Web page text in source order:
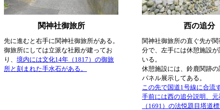
関神社御旅所 西の追分
先に進むと右手に関神社御旅所がある。
御旅所にしては立派な社殿が建ってお
り、 境内には文化14年（1817）の御旅
所と刻まれた手水石がある。
関神社御旅所の直ぐ先が
分で、左手には休憩施設
いる。
休憩施設には、鈴鹿関跡
パネル展示してある。
この先で国道1号線に合流
手前には西の追分説明、元
（1691）の法悦題目塔道